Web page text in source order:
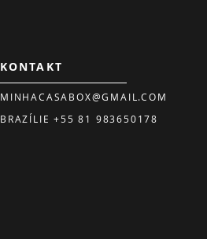
KONTAKT
MINHACASABOX@GMAIL.COM
BRAZÍLIE +55 81 983650178